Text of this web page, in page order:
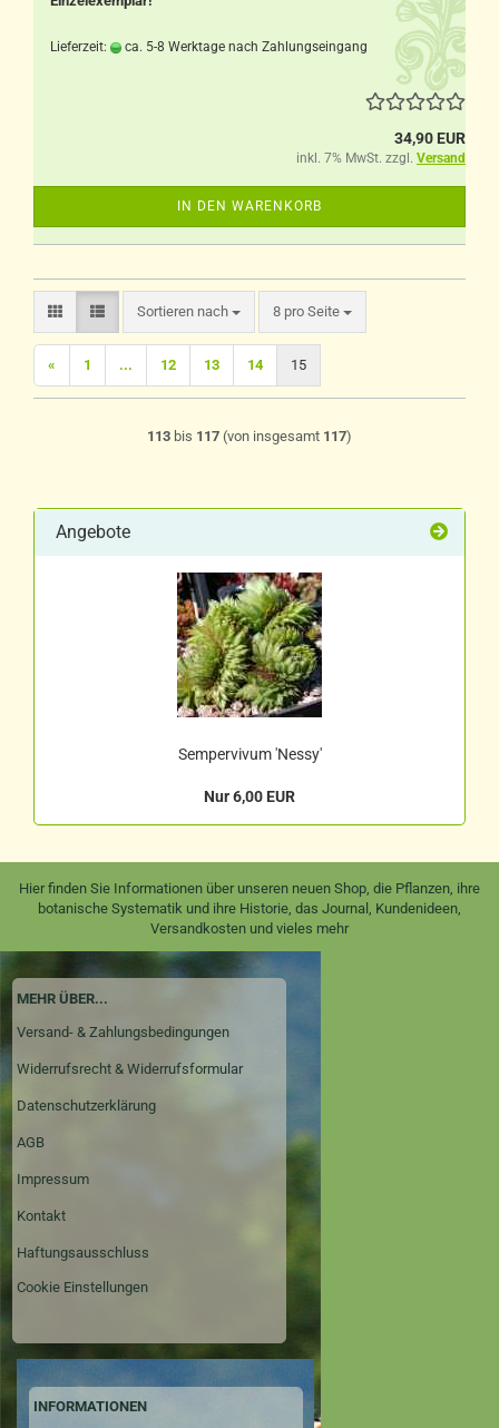
Lieferzeit: ca. 5-8 Werktage nach Zahlungseingang
34,90 EUR
inkl. 7% MwSt. zzgl. Versand
IN DEN WARENKORB
Sortieren nach
Sortieren nach 8 pro Seite
pro Seite
« 1 ... 12 13 14 15
113 bis 117 (von insgesamt 117)
Angebote
Sempervivum 'Nessy'
Nur 6,00 EUR
Hier finden Sie Informationen über unseren neuen Shop, die Pflanzen, ihre
botanische Systematik und ihre Historie, das Journal, Kundenideen,
Versandkosten und vieles mehr
MEHR ÜBER...
Versand- & Zahlungsbedingungen
Widerrufsrecht & Widerrufsformular
Datenschutzerklärung
AGB
Impressum
Kontakt
Haftungsausschluss
Cookie Einstellungen
INFORMATIONEN